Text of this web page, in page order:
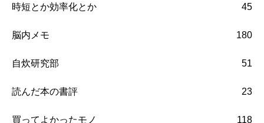
時短とか効率化とか 45
脳内メモ 180
自炊研究部 51
読んだ本の書評 23
買ってよかったモノ 118